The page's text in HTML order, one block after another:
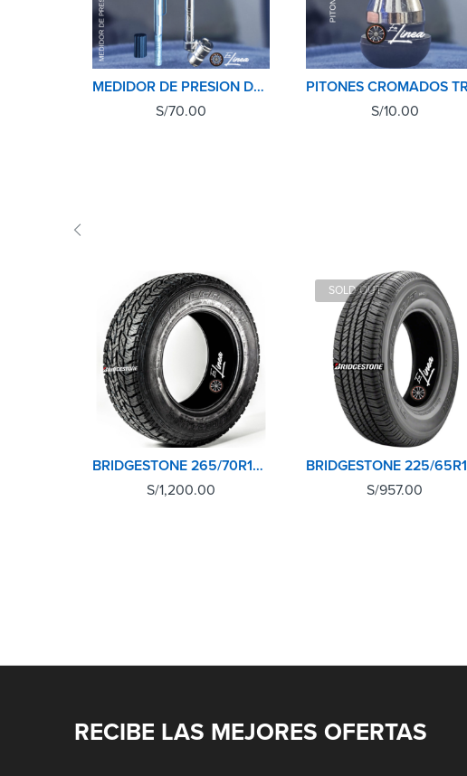
MEDIDOR DE PRESION DE NEUMATICOS(LLANTAS) PCL
S/70.00
S/10.00
BRIDGESTONE 265/70R16 112S DUELER AT694
S/1,200.00
SOLD OUT
S/957.00
RECIBE LAS MEJORES OFERTAS